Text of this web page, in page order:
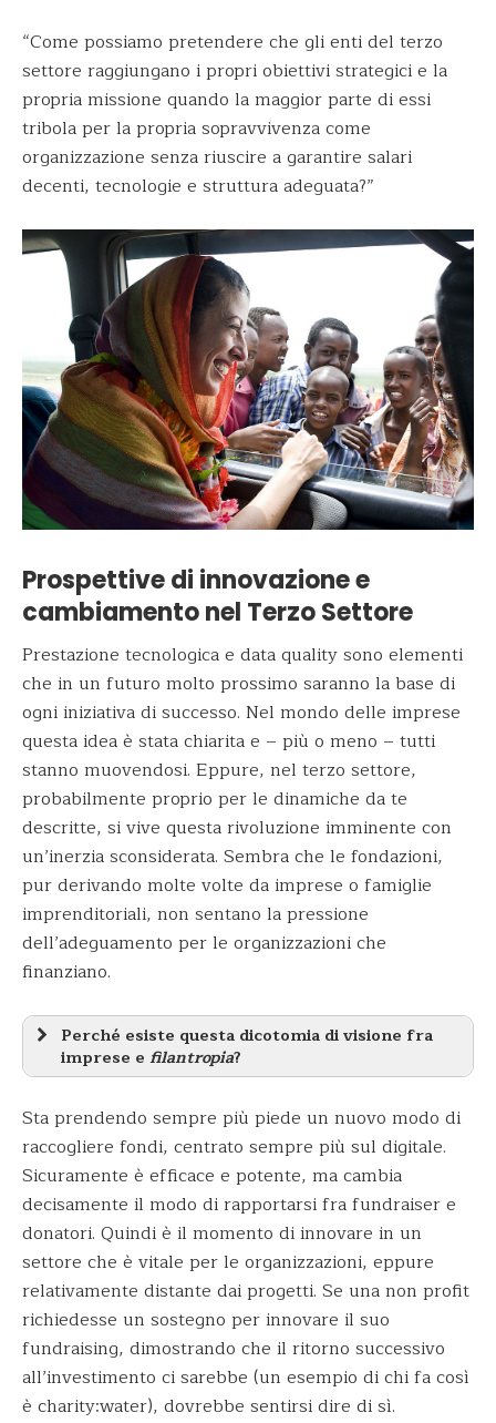
“Come possiamo pretendere che gli enti del terzo
settore raggiungano i propri obiettivi strategici e la
propria missione quando la maggior parte di essi
tribola per la propria sopravvivenza come
organizzazione senza riuscire a garantire salari
decenti, tecnologie e struttura adeguata?”
Prospettive di innovazione e
cambiamento nel Terzo Settore
Prestazione tecnologica e data quality sono elementi
che in un futuro molto prossimo saranno la base di
ogni iniziativa di successo. Nel mondo delle imprese
questa idea è stata chiarita e – più o meno – tutti
stanno muovendosi. Eppure, nel terzo settore,
probabilmente proprio per le dinamiche da te
descritte, si vive questa rivoluzione imminente con
un’inerzia sconsiderata. Sembra che le fondazioni,
pur derivando molte volte da imprese o famiglie
imprenditoriali, non sentano la pressione
dell’adeguamento per le organizzazioni che
finanziano.
Perché esiste questa dicotomia di visione fra
imprese e filantropia?
Sta prendendo sempre più piede un nuovo modo di
raccogliere fondi, centrato sempre più sul digitale.
Sicuramente è efficace e potente, ma cambia
decisamente il modo di rapportarsi fra fundraiser e
donatori. Quindi è il momento di innovare in un
settore che è vitale per le organizzazioni, eppure
relativamente distante dai progetti. Se una non profit
richiedesse un sostegno per innovare il suo
fundraising, dimostrando che il ritorno successivo
all’investimento ci sarebbe (un esempio di chi fa così
è charity:water), dovrebbe sentirsi dire di sì.